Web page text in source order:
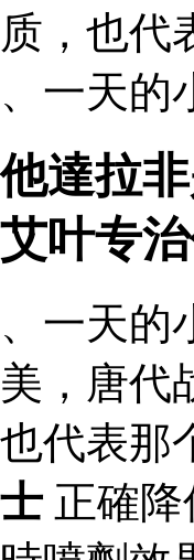
质，也代
、一天的
他達拉
艾叶专
、一天的
美，唐代
也代表那
士 正確